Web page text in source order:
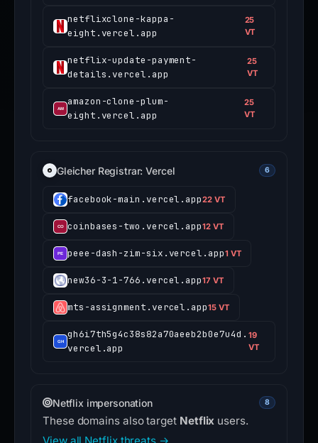
netflixclone-kappa-
eight.vercel.app
25
VT
netflix-update-payment-
details.vercel.app
25
VT
amazon-clone-plum-
eight.vercel.app
25
VT
Gleicher Registrar: Vercel 6
facebook-main.vercel.app22 VT
coinbases-two.vercel.app12 VT
peee-dash-zim-six.vercel.app1 VT
new36-3-1-766.vercel.app17 VT
mts-assignment.vercel.app15 VT
gh6i7th5g4c38s82a70aeeb2b0e7u4d.
vercel.app
19
VT
Netflix impersonation 8
These domains also target Netflix users.